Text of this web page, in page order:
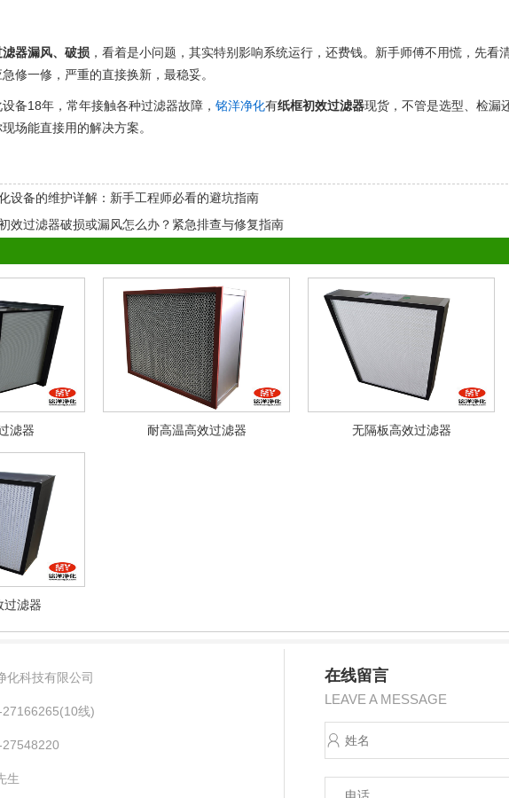
器漏风、破损 ，看着是小问题，其实特别影响系统运行，还费钱。新手师傅不用慌，先看
修一修，严重的直接换新，最稳妥。
备18年，常年接触各种过滤器故障， 铭洋净化有纸框初效过滤器现货，不管是选型、检漏
场能直接用的解决方案。
设备的维护详解：新手工程师必看的避坑指南
效过滤器破损或漏风怎么办？紧急排查与修复指南
滤器 耐高温高效过滤器 无隔板高效过滤器
过滤器
化科技有限公司
线)
生
在线留言
LEAVE A MESSAGE